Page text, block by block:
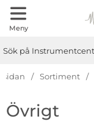
Meny
Sortiment
Hoppa
till
produkter
Övrigt